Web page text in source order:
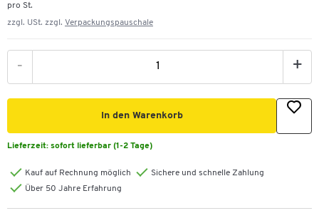
pro St.
zzgl. USt. zzgl. Verpackungspauschale
- +
In den Warenkorb
Lieferzeit: sofort lieferbar (1-2 Tage)
Kauf auf Rechnung möglich
Sichere und schnelle Zahlung
Über 50 Jahre Erfahrung